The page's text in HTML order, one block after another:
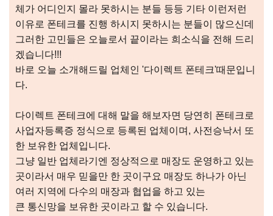
체가 어디인지 몰라 못하시는 분들 등등 기타 이런저런
이유로 폰테크를 진행 하시지 못하시는 분들이 많으신데
그러한 고민들은 오늘로서 끝이라는 희소식을 전해 드리
겠습니다!!!
바로 오늘 소개해드릴 업체인 '다이렉트 폰테크'때문입니
다.
다이렉트 폰테크에 대해 말을 해보자면 당연히 폰테크로
사업자등록증 정식으로 등록된 업체이며, 사전승낙서 또
한 보유한 업체입니다.
그냥 일반 업체라기엔 정상적으로 매장도 운영하고 있는
곳이라서 매우 믿을만 한 곳이구요 매장도 하나가 아닌
여러 지역에 다수의 매장과 협업을 하고 있는
큰 통신망을 보유한 곳이라고 할 수 있습니다.